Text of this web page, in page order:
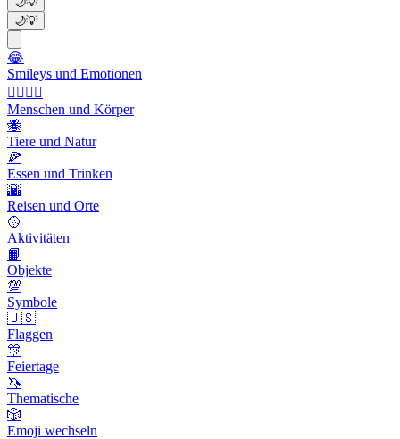
🌙💡
😂
Smileys und Emotionen
👩‍❤️‍💋‍👨
Menschen und Körper
🐝
Tiere und Natur
🍕
Essen und Trinken
🌇
Reisen und Orte
🥎
Aktivitäten
📙
Objekte
💯
Symbole
🇺🇸
Flaggen
🎊
Feiertage
🦄
Thematische
🎲
Emoji wechseln